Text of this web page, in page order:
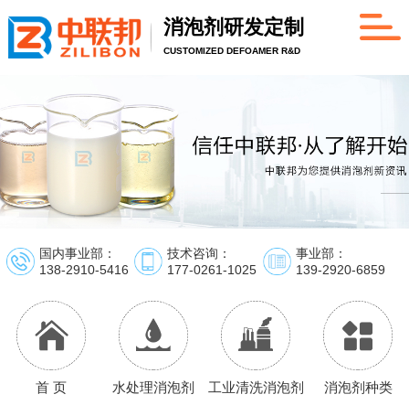
消泡剂研发定制
CUSTOMIZED DEFOAMER R&D
国内事业部：
138-2910-5416
技术咨询：
177-0261-1025
事业部：
139-2920-6859
首 页 水处理消泡剂 工业清洗消泡剂 消泡剂种类